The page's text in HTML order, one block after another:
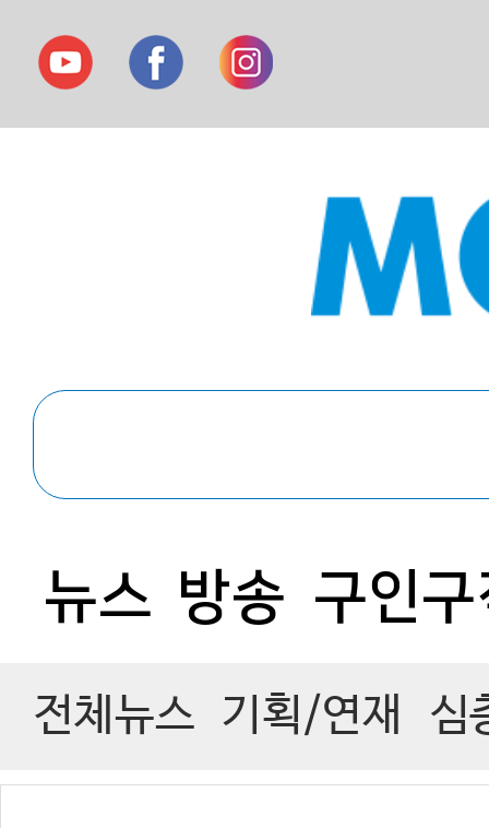
뉴스 방송 구인
전체뉴스 기획/연재 심
0